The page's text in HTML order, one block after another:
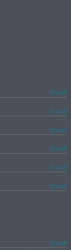
Email
Email
Email
Email
Email
Email
Email